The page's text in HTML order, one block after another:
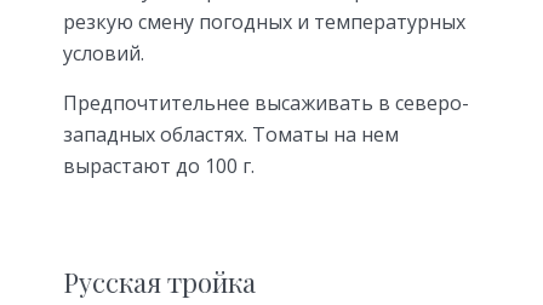
резкую смену погодных и температурных
условий.
Предпочтительнее высаживать в северо-
западных областях. Томаты на нем
вырастают до 100 г.
Русская тройка